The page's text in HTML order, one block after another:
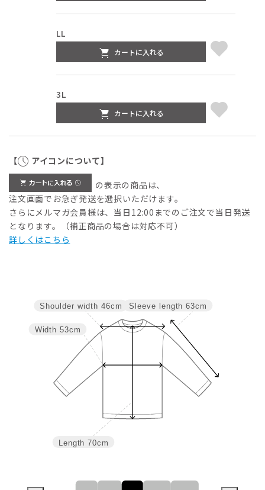
LL
カートに入れる
3L
カートに入れる
【 アイコンについて】
の表示の商品は、
注文画面でお急ぎ発送を選択いただけます。
さらにメルマガ会員様は、当日12:00までのご注文で当日発送
となります。（補正商品の場合は対応不可）
詳しくはこちら
Sleeve length 63cm
Length 70cm
Width 53cm
Shoulder width 46cm